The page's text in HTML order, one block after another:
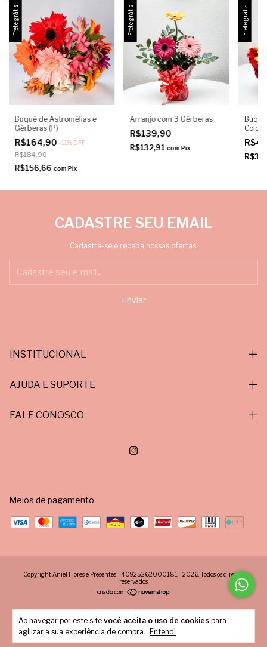
Ao navegar por este site você aceita o uso de cookies para
agilizar a sua experiência de compra.
Entendi
Frete grátis
Buquê de Astromélias e
Gérberas (P)
R$164,90 -11%OFF
R$184,90
R$156,66 com Pix
Frete grátis
Arranjo com 3 Gérberas
R$139,90
R$132,91 com Pix
Frete grátis
CADASTRE SEU EMAIL
Cadastre-se e receba nossas ofertas.
INSTITUCIONAL
AJUDA E SUPORTE
FALE CONOSCO
Meios de pagamento
Copyright Aniel Flores e Presentes - 40925262000181 - 2026. Todos os direitos
reservados.